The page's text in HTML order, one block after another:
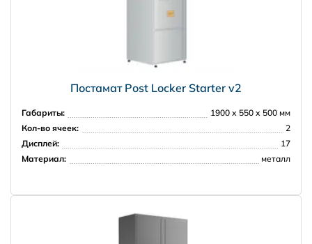
Постамат Post Locker Starter v2
Габариты:
1900 х 550 х 500 мм
Кол-во ячеек:
2
Дисплей:
17
Материал:
металл